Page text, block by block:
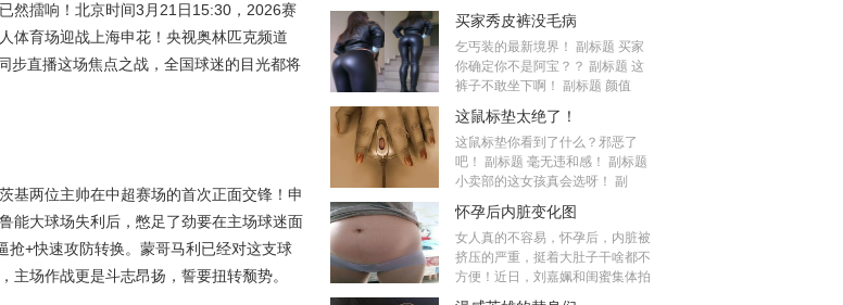
然擂响！北京时间3月21日15:30，2026赛
体育场迎战上海申花！央视奥林匹克频道
步直播这场焦点之战，全国球迷的目光都将
基两位主帅在中超赛场的首次正面交锋！申
能大球场失利后，憋足了劲要在主场球迷面
抢+快速攻防转换。蒙哥马利已经对这支球
主场作战更是斗志昂扬，誓要扭转颓势。
买家秀皮裤没毛病
乞丐装的最新境界！ 副标题 买家
你确定你不是阿宝？？ 副标题 这
裤子不敢坐下啊！ 副标题 颜值
这鼠标垫太绝了！
这鼠标垫你看到了什么？邪恶了
吧！ 副标题 毫无违和感！ 副标题
小卖部的这女孩真会选呀！ 副
怀孕后内脏变化图
女人真的不容易，怀孕后，内脏被
挤压的严重，挺着大肚子干啥都不
方便！近日，刘嘉姵和闺蜜集体拍